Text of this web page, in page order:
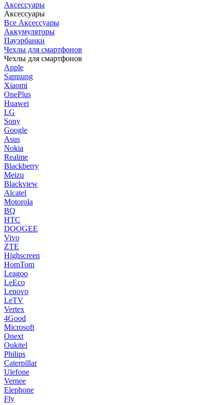
Аксессуары
Аксессуары
Все Аксессуары
Аккумуляторы
Пауэрбанки
Чехлы для смартфонов
Чехлы для смартфонов
Apple
Samsung
Xiaomi
OnePlus
Huawei
LG
Sony
Google
Asus
Nokia
Realme
Blackberry
Meizu
Blackview
Alcatel
Motorola
BQ
HTC
DOOGEE
Vivo
ZTE
Highscreen
HomTom
Leagoo
LeEco
Lenovo
LeTV
Vertex
4Good
Microsoft
Onext
Oukitel
Philips
Caterpillar
Ulefone
Vernee
Elephone
Fly